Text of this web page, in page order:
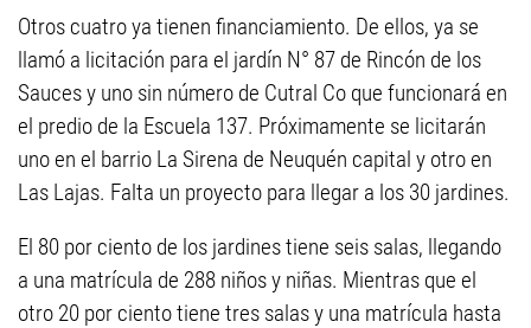
Otros cuatro ya tienen financiamiento. De ellos, ya se
llamó a licitación para el jardín N° 87 de Rincón de los
Sauces y uno sin número de Cutral Co que funcionará en
el predio de la Escuela 137. Próximamente se licitarán
uno en el barrio La Sirena de Neuquén capital y otro en
Las Lajas. Falta un proyecto para llegar a los 30 jardines.
El 80 por ciento de los jardines tiene seis salas, llegando
a una matrícula de 288 niños y niñas. Mientras que el
otro 20 por ciento tiene tres salas y una matrícula hasta